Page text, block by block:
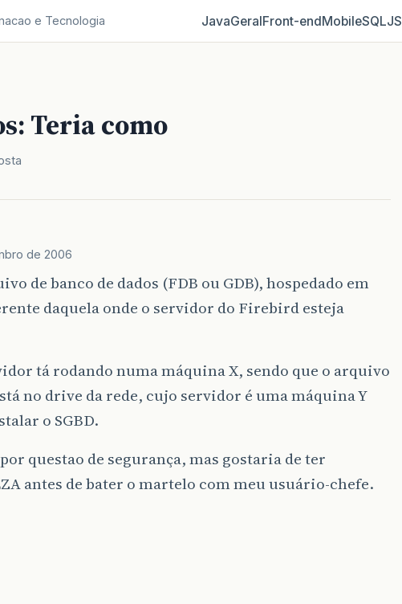
e Tecnologia JavaGeralFront‑endMobileSQLJS
Teria como
de 2006
de banco de dados (FDB ou GDB), hospedado em
daquela onde o servidor do Firebird esteja
tá rodando numa máquina X, sendo que o arquivo
no drive da rede, cujo servidor é uma máquina Y
o SGBD.
questao de segurança, mas gostaria de ter
antes de bater o martelo com meu usuário-chefe.